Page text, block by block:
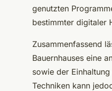
genutzten
bestimmter digitaler
Zusammenfassend
Bauernhauses eine
sowie der
Techniken kann